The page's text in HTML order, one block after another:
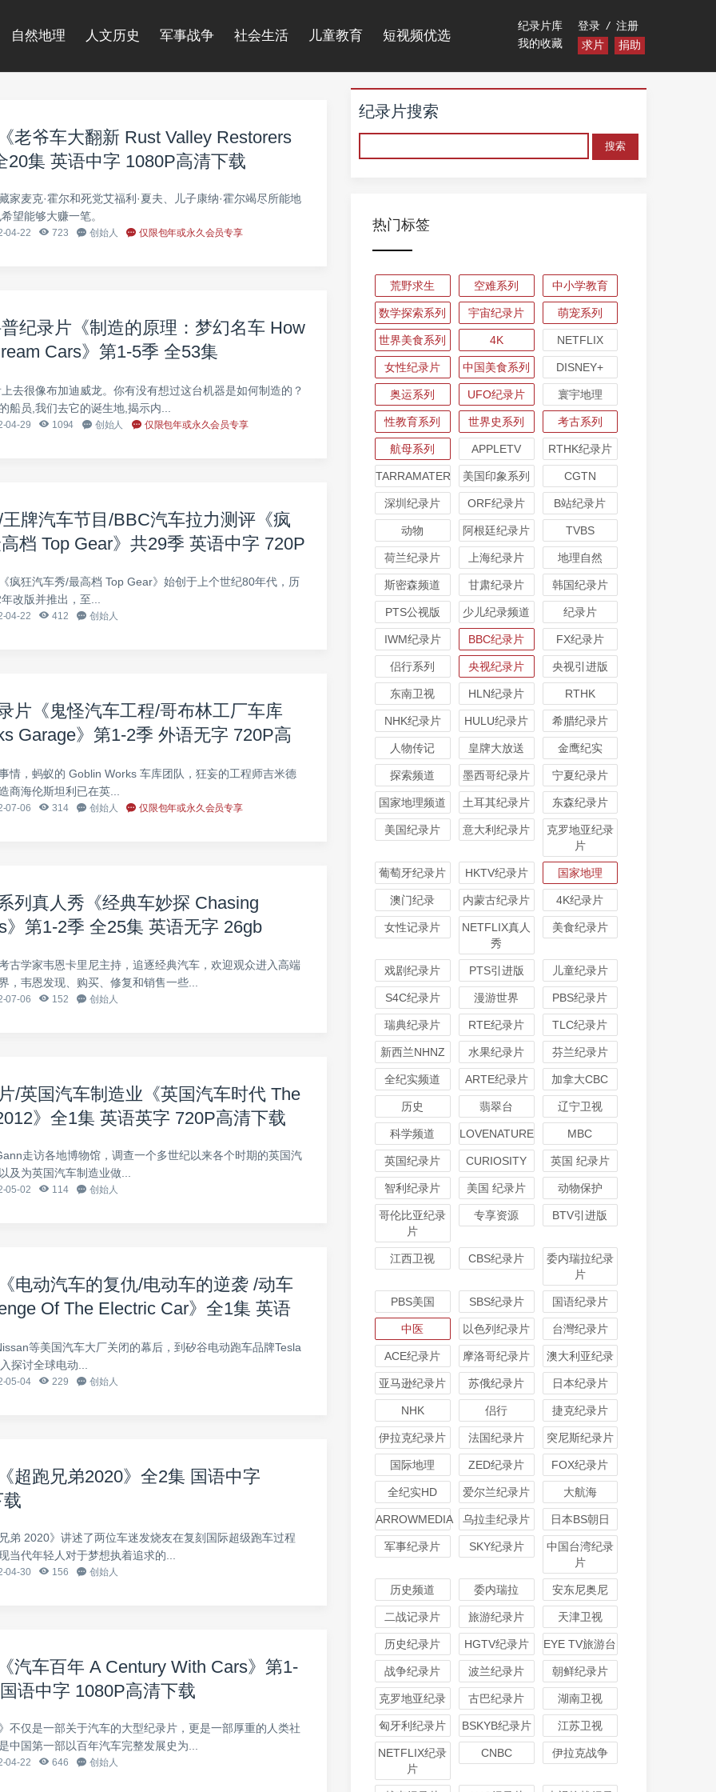
自然地理 人文历史 军事战争 社会生活 儿童教育 短视频优选
纪录片库
我的收藏
登录 / 注册
求片
捐助
老爷车大翻新 Rust Valley Restorers
20集 英语中字 1080P高清下载
家麦克·霍尔和死党艾福利·夏夫、儿子康纳·霍尔竭尽所能地
望能够大赚一笔。
04-22 723 创始人 仅限包年或永久会员专享
纪录片《制造的原理：梦幻名车 How
Cars》第1-5季 全53集
去很像布加迪威龙。你有没有想过这台机器是如何制造的？
船员,我们去它的诞生地,揭示内...
04-29 1094 创始人 仅限包年或永久会员专享
牌汽车节目/BBC汽车拉力测评《疯
档 Top Gear》共29季 英语中字 720P
疯狂汽车秀/最高档 Top Gear》始创于上个世纪80年代，历
改版并推出，至...
04-22 412 创始人
片《鬼怪汽车工程/哥布林工厂车库
Garage》第1-2季 外语无字 720P高
情，蚂蚁的 Goblin Works 车库团队，狂妄的工程师吉米德
商海伦斯坦利已在英...
07-06 314 创始人 仅限包年或永久会员专享
列真人秀《经典车妙探 Chasing
》第1-2季 全25集 英语无字 26gb
古学家韦恩卡里尼主持，追逐经典汽车，欢迎观众进入高端
，韦恩发现、购买、修复和销售一些...
07-06 152 创始人
/英国汽车制造业《英国汽车时代 The
》全1集 英语英字 720P高清下载
走访各地博物馆，调查一个多世纪以来各个时期的英国汽
及为英国汽车制造业做...
05-02 114 创始人
电动汽车的复仇/电动车的逆袭 /动车
Of The Electric Car》全1集 英语
等美国汽车大厂关闭的幕后，到矽谷电动跑车品牌Tesla
探讨全球电动...
05-04 229 创始人
超跑兄弟2020》全2集 国语中字
弟 2020》讲述了两位车迷发烧友在复刻国际超级跑车过程
当代年轻人对于梦想执着追求的...
04-30 156 创始人
汽车百年 A Century With Cars》第1-
语中字 1080P高清下载
不仅是一部关于汽车的大型纪录片，更是一部厚重的人类社
中国第一部以百年汽车完整发展史为...
04-22 646 创始人
纪录片搜索
热门标签
荒野求生 空难系列 中小学教育
数学探索系列 宇宙纪录片 萌宠系列
世界美食系列 4K NETFLIX
女性纪录片 中国美食系列 DISNEY+
奥运系列 UFO纪录片 寰宇地理
性教育系列 世界史系列 考古系列
航母系列 APPLETV RTHK纪录片
TARRAMATER 美国印象系列 CGTN
深圳纪录片 ORF纪录片 B站纪录片
动物 阿根廷纪录片 TVBS
荷兰纪录片 上海纪录片 地理自然
斯密森频道 甘肃纪录片 韩国纪录片
PTS公视版 少儿纪录频道 纪录片
IWM纪录片 BBC纪录片 FX纪录片
侣行系列 央视纪录片 央视引进版
东南卫视 HLN纪录片 RTHK
NHK纪录片 HULU纪录片 希腊纪录片
人物传记 皇牌大放送 金鹰纪实
探索频道 墨西哥纪录片 宁夏纪录片
国家地理频道 土耳其纪录片 东森纪录片
美国纪录片 意大利纪录片
克罗地亚纪录
片
葡萄牙纪录片 HKTV纪录片 国家地理
澳门纪录 内蒙古纪录片 4K纪录片
女性记录片
NETFLIX真人
秀
美食纪录片
戏剧纪录片 PTS引进版 儿童纪录片
S4C纪录片 漫游世界 PBS纪录片
瑞典纪录片 RTE纪录片 TLC纪录片
新西兰NHNZ 水果纪录片 芬兰纪录片
全纪实频道 ARTE纪录片 加拿大CBC
历史 翡翠台 辽宁卫视
科学频道 LOVENATURE MBC
英国纪录片 CURIOSITY 英国 纪录片
智利纪录片 美国 纪录片 动物保护
哥伦比亚纪录
片
专享资源 BTV引进版
江西卫视 CBS纪录片
委内瑞拉纪录
片
PBS美国 SBS纪录片 国语纪录片
中医 以色列纪录片 台灣纪录片
ACE纪录片 摩洛哥纪录片 澳大利亚纪录
亚马逊纪录片 苏俄纪录片 日本纪录片
NHK 侣行 捷克纪录片
伊拉克纪录片 法国纪录片 突尼斯纪录片
国际地理 ZED纪录片 FOX纪录片
全纪实HD 爱尔兰纪录片 大航海
ARROWMEDIA 乌拉圭纪录片 日本BS朝日
军事纪录片 SKY纪录片
中国台湾纪录
片
历史频道 委内瑞拉 安东尼奥尼
二战记录片 旅游纪录片 天津卫视
历史纪录片 HGTV纪录片 EYE TV旅游台
战争纪录片 波兰纪录片 朝鲜纪录片
克罗地亚纪录 古巴纪录片 湖南卫视
匈牙利纪录片 BSKYB纪录片 江苏卫视
NETFLIX纪录
片
CNBC 伊拉克战争